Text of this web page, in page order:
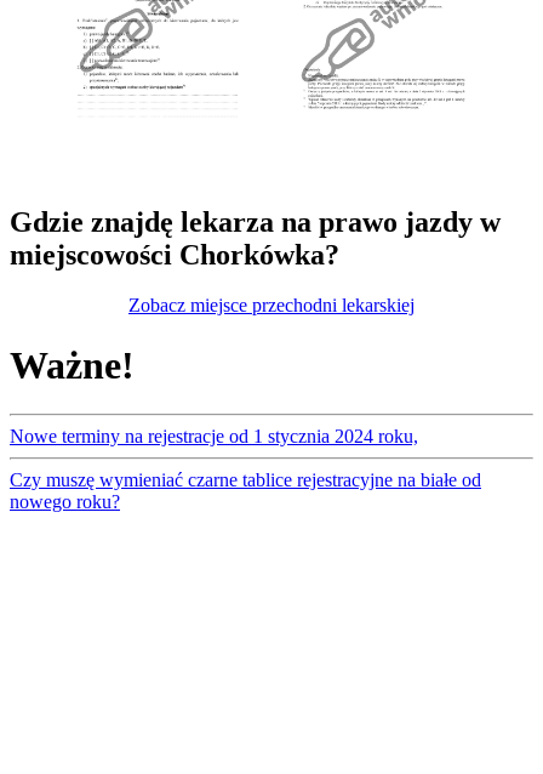
Gdzie znajdę lekarza na prawo jazdy w
miejscowości Chorkówka?
Zobacz miejsce przechodni lekarskiej
Ważne!
Nowe terminy na rejestracje od 1 stycznia 2024 roku,
Czy muszę wymieniać czarne tablice rejestracyjne na białe od
nowego roku?